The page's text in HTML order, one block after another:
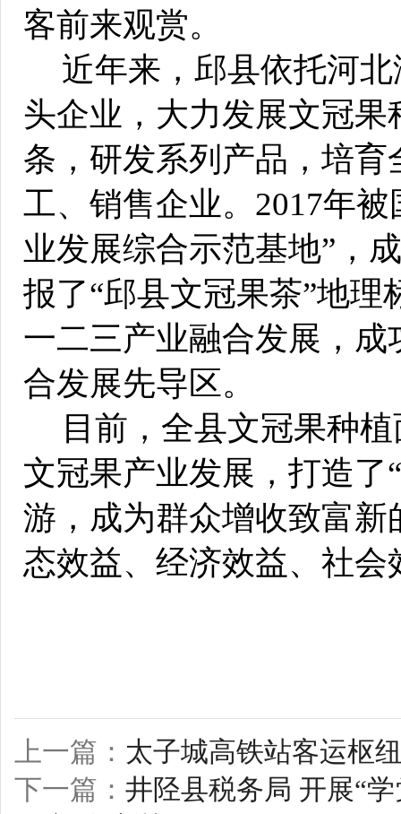
客前来观赏。
近年来，邱县依托河
头企业，大力发展文冠
条，研发系列产品，培
工、销售企业。2017年
业发展综合示范基地”，
报了“邱县文冠果茶”地
一二三产业融合发展，
合发展先导区。
目前，全县文冠果种
文冠果产业发展，打造了
游，成为群众增收致富
态效益、经济效益、社
上一篇： 太子城高铁站客运枢
下一篇： 井陉县税务局 开展“